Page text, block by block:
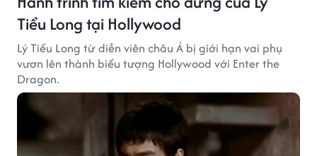
Tiểu Long tại Hollywood
Lý Tiểu Long từ diễn viên châu Á bị giới hạn vai phụ
vươn lên thành biểu tượng Hollywood với Enter the
Dragon.